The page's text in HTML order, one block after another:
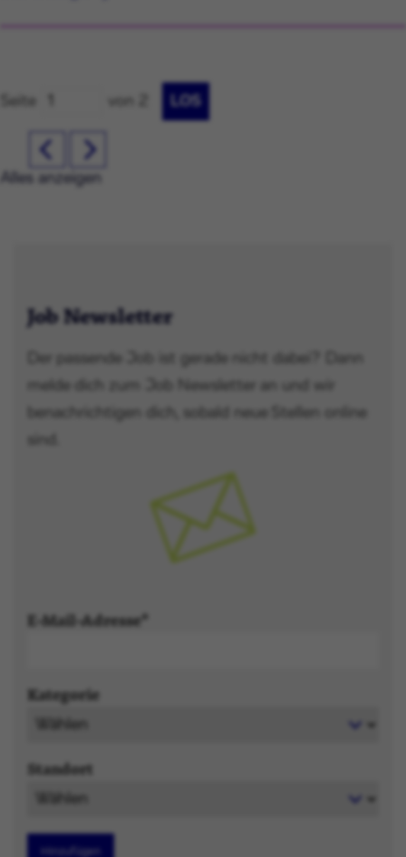
Seite LOS
Alles anzeigen
Job Newsletter
Der passende Job ist gerade nicht dabei? Dann
melde dich zum Job Newsletter an und wir
benachrichtigen dich, sobald neue Stellen online
E-Mail-Adresse
Kategorie
Standort